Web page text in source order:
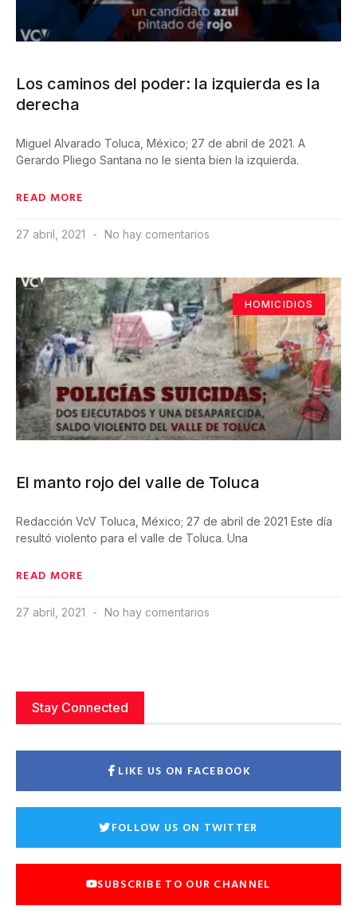
Los caminos del poder: la izquierda es la
derecha
Miguel Alvarado Toluca, México; 27 de abril de 2021. A
Gerardo Pliego Santana no le sienta bien la izquierda.
READ MORE
27 abril, 2021 No hay comentarios
HOMICIDIOS
El manto rojo del valle de Toluca
Redacción VcV Toluca, México; 27 de abril de 2021 Este día
resultó violento para el valle de Toluca. Una
READ MORE
27 abril, 2021 No hay comentarios
Stay Connected
LIKE US ON FACEBOOK
FOLLOW US ON TWITTER
SUBSCRIBE TO OUR CHANNEL